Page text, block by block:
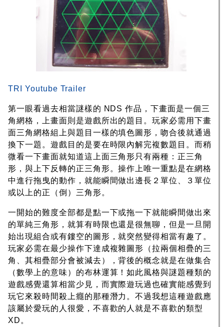
TRI Youtube Trailer
第一眼看過去相當謎樣的 NDS 作品，下畫面是一個三
角網格，上畫面則是遊戲所出的題目。玩家必需用下畫
面三角網格組上與題目一樣的填色圖形，吻合後就通過
換下一題。遊戲目的是要在時限內解完複數題目。而稍
微看一下畫面就知道這上面三角形只有兩種：正三角
形，與上下反轉的正三角形。操作上唯一重點是在網格
中進行拖曳的動作，就能瞬間做出邊長２單位、３單位
或以上的正（倒）三角形。
一開始的難度全部都是點一下或拖一下就能瞬間做出來
的單純三角形，就算有時限也還是很無聊，但是一旦開
始出現組合或有鏤空的圖形，就突然變得相當有趣了。
玩家必需在最少操作下達成複雜圖形（拉兩個相疊的三
角、其相疊部分會被減去），背後的概念就是在做集合
（數學上的意味）的布林運算！如此風格與謎題種類的
遊戲感覺還算相當少見，而實際遊玩過也確實能感覺到
玩它來殺時間殺上癮的那種潛力。不過我想這種遊戲應
該屬於愛玩的人很愛，不喜歡的人就是不喜歡的類型
XD。